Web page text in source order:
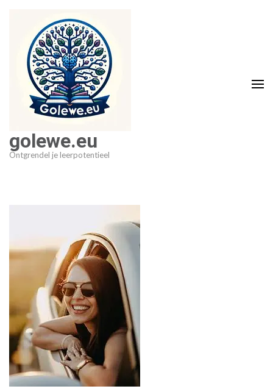
inhoud
golewe.eu
Ontgrendel je leerpotentieel